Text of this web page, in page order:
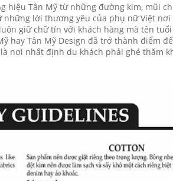
hiệu Tân Mỹ từ những đường kim, mũi
những lời thương yêu của phụ nữ Việt
giữ chữ tín với khách hàng mà tên
hay Tân Mỹ Design đã trở thành điểm
nơi nhất định du khách phải ghé thăm